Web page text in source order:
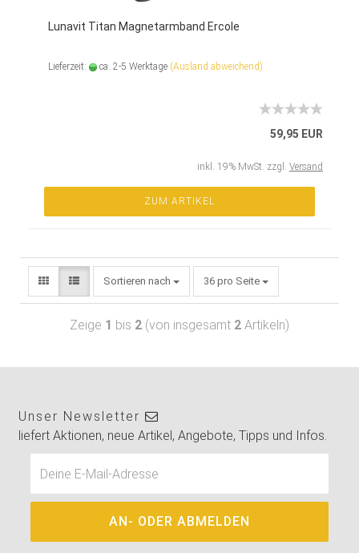
Lunavit Titan Magnetarmband Ercole
Lieferzeit: ca. 2-5 Werktage (Ausland abweichend)
59,95 EUR
inkl. 19% MwSt. zzgl. Versand
ZUM ARTIKEL
Sortieren nach 36 pro Seite
Zeige 1 bis 2 (von insgesamt 2 Artikeln)
Unser Newsletter
liefert Aktionen, neue Artikel, Angebote, Tipps und Infos.